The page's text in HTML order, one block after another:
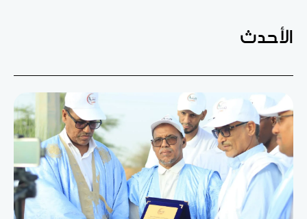
الأحدث